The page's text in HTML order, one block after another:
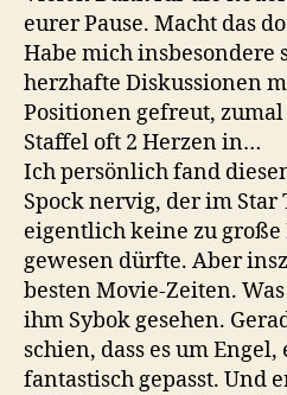
eurer Pause. Macht das
Habe mich insbesondere
herzhafte Diskussionen
Positionen gefreut,
Staffel oft 2 Herzen in…
Ich persönlich fand
Spock nervig, der im
eigentlich keine zu
gewesen dürfte. Aber
besten Movie-Zeiten.
ihm Sybok gesehen.
schien, dass es um Engel,
fantastisch gepasst. Und